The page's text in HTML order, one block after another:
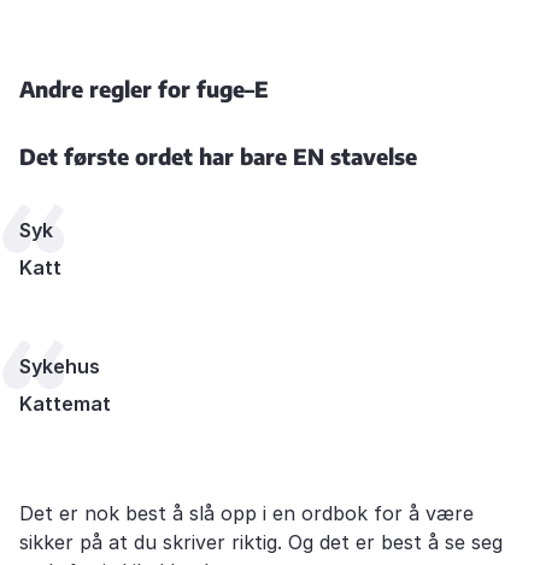
Andre regler for fuge–E
Det første ordet har bare EN stavelse
Syk
Katt
Sykehus
Kattemat
Det er nok best å slå opp i en ordbok for å være
sikker på at du skriver riktig. Og det er best å se seg